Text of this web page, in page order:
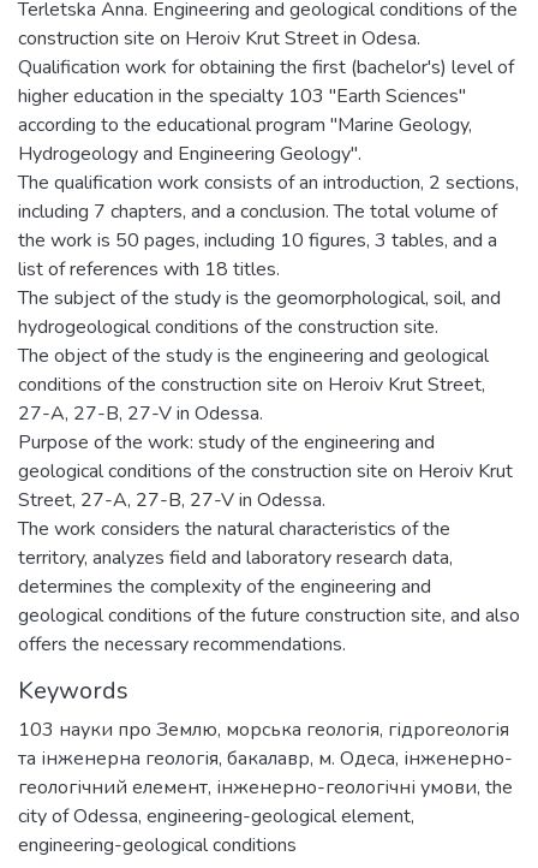
Terletska Anna. Engineering and geological conditions of the
construction site on Heroiv Krut Street in Odesa.
Qualification work for obtaining the first (bachelor's) level of
higher education in the specialty 103 "Earth Sciences"
according to the educational program "Marine Geology,
Hydrogeology and Engineering Geology".
The qualification work consists of an introduction, 2 sections,
including 7 chapters, and a conclusion. The total volume of
the work is 50 pages, including 10 figures, 3 tables, and a
list of references with 18 titles.
The subject of the study is the geomorphological, soil, and
hydrogeological conditions of the construction site.
The object of the study is the engineering and geological
conditions of the construction site on Heroiv Krut Street,
27-A, 27-B, 27-V in Odessa.
Purpose of the work: study of the engineering and
geological conditions of the construction site on Heroiv Krut
Street, 27-A, 27-B, 27-V in Odessa.
The work considers the natural characteristics of the
territory, analyzes field and laboratory research data,
determines the complexity of the engineering and
geological conditions of the future construction site, and also
offers the necessary recommendations.
Keywords
103 науки про Землю, морська геологія, гідрогеологія
та інженерна геологія, бакалавр, м. Одеса, інженерно-
геологічний елемент, інженерно-геологічні умови, the
city of Odessa, engineering-geological element,
engineering-geological conditions